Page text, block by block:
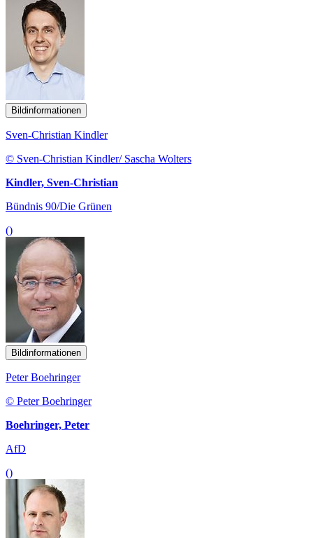
Bildinformationen
Sven-Christian Kindler
© Sven-Christian Kindler/ Sascha Wolters
Kindler, Sven-Christian
Bündnis 90/Die Grünen
()
Bildinformationen
Peter Boehringer
© Peter Boehringer
Boehringer, Peter
AfD
()